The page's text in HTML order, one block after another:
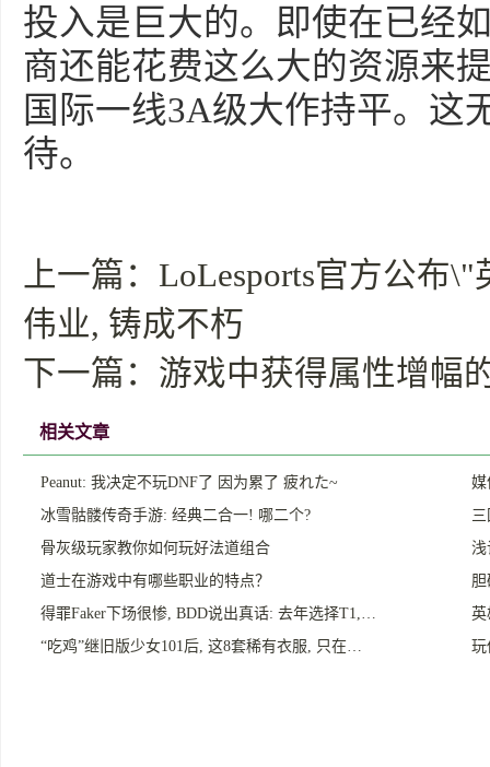
投入是巨大的。即使在已经
商还能花费这么大的资源来
国际一线3A级大作持平。这
待。
上一篇： LoLesports官方公布
伟业, 铸成不朽
下一篇： 游戏中获得属性增幅
相关文章
Peanut: 我决定不玩DNF了 因为累了 疲れた~
媒
冰雪骷髅传奇手游: 经典二合一! 哪二个?
骨灰级玩家教你如何玩好法道组合
浅
道士在游戏中有哪些职业的特点？
得罪Faker下场很惨, BDD说出真话: 去年选择T1,…
英
“吃鸡”继旧版少女101后, 这8套稀有衣服, 只在…
玩